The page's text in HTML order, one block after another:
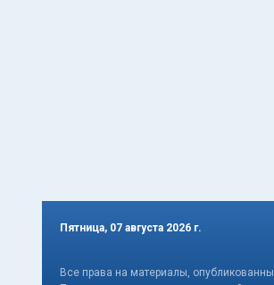
Пятница, 07 августа 2026 г.
Все права на материалы,